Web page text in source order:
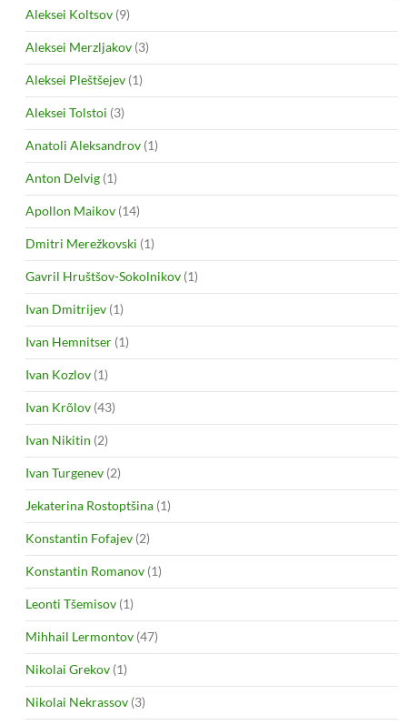
Aleksei Koltsov (9)
Aleksei Merzljakov (3)
Aleksei Pleštšejev (1)
Aleksei Tolstoi (3)
Anatoli Aleksandrov (1)
Anton Delvig (1)
Apollon Maikov (14)
Dmitri Merežkovski (1)
Gavril Hruštšov-Sokolnikov (1)
Ivan Dmitrijev (1)
Ivan Hemnitser (1)
Ivan Kozlov (1)
Ivan Krõlov (43)
Ivan Nikitin (2)
Ivan Turgenev (2)
Jekaterina Rostoptšina (1)
Konstantin Fofajev (2)
Konstantin Romanov (1)
Leonti Tšemisov (1)
Mihhail Lermontov (47)
Nikolai Grekov (1)
Nikolai Nekrassov (3)